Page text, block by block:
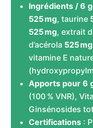
Ingrédients / 6
525 mg, taurine
525 mg, extrait
d’acérola 525 mg
vitamine E
Apports pour 6
(100 % VNR),
Ginsénosides
Certifications :